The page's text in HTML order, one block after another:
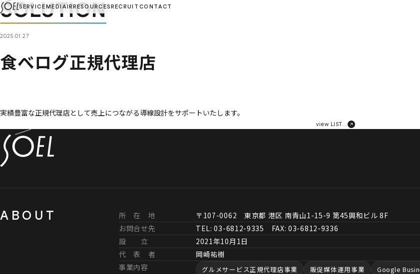
SERVICEMEDIAIRRESOURCESRECRUIT CONTACT
SOLUTION
2025.01.27
食べログ正規代理店
実績豊富な​正規代理店と​して​売上に​つながる​導線設計を​サポートいたします。
view LIST...
ABOUT 所 在 地
〒107-0062 東京都 港区 南青山1-15-9 第45興和ビル 8F
お問合せ先
TEL: 03-6812-9335 FAX: 03-6812-9336
設 立
2021年10月1日
代 表 者
岡崎祐樹
事業内容
グルメサービス正規代理店事業 販促媒体運用事業 Google